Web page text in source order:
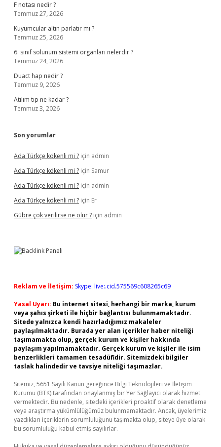
F notası nedir ?
Temmuz 27, 2026
Kuyumcular altın parlatır mı ?
Temmuz 25, 2026
6. sınıf solunum sistemi organları nelerdir ?
Temmuz 24, 2026
Duact hap nedir ?
Temmuz 9, 2026
Atılım tıp ne kadar ?
Temmuz 3, 2026
Son yorumlar
Ada Türkçe kökenli mi ? için admin
Ada Türkçe kökenli mi ? için Samur
Ada Türkçe kökenli mi ? için admin
Ada Türkçe kökenli mi ? için Er
Gübre çok verilirse ne olur ? için admin
Reklam ve İletişim: Skype: live:.cid.575569c608265c69
Yasal Uyarı: Bu internet sitesi, herhangi bir marka, kurum
veya şahıs şirketi ile hiçbir bağlantısı bulunmamaktadır.
Sitede yalnızca kendi hazırladığımız makaleler
paylaşılmaktadır. Burada yer alan içerikler haber niteliği
taşımamakta olup, gerçek kurum ve kişiler hakkında
paylaşım yapılmamaktadır. Gerçek kurum ve kişiler ile isim
benzerlikleri tamamen tesadüfidir. Sitemizdeki bilgiler
taslak halindedir ve tavsiye niteliği taşımazlar.
Sitemiz, 5651 Sayılı Kanun gereğince Bilgi Teknolojileri ve İletişim
Kurumu (BTK) tarafından onaylanmış bir Yer Sağlayıcı olarak hizmet
vermektedir. Bu nedenle, sitedeki içerikleri proaktif olarak denetleme
veya araştırma yükümlülüğümüz bulunmamaktadır. Ancak, üyelerimiz
yazdıkları içeriklerin sorumluluğunu taşımakta olup, siteye üye olarak
bu sorumluluğu kabul etmiş sayılırlar.